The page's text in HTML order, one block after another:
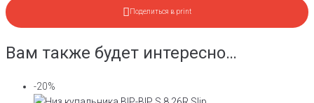
Поделиться в print
Вам также будет интересно…
-20%